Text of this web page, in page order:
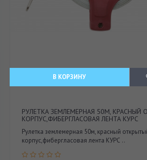
В КОРЗИНУ
РУЛЕТКА ЗЕМЛЕМЕРНАЯ 50М, КРАСНЫЙ
КОРПУС,ФИБЕРГЛАСОВАЯ ЛЕНТА КУРС
Рулетка землемерная 50м, красный
корпус,фибергласовая лента КУРС ..